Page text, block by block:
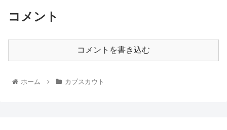
コメント
コメントを書き込む
ホーム カブスカウト